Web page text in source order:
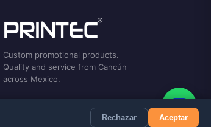
Rechazar Aceptar
Custom promotional products.
Quality and service from Cancún
across Mexico.
PrivacyTerms
💬